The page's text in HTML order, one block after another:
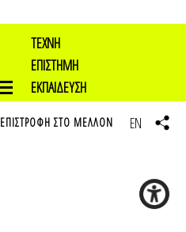
ΤΕΧΝΗ
ΕΠΙΣΤΗΜΗ
ΕΚΠΑΙΔΕΥΣΗ
ΕΠΙΣΤΡΟΦΗ ΣΤΟ ΜΕΛΛΟΝ EN